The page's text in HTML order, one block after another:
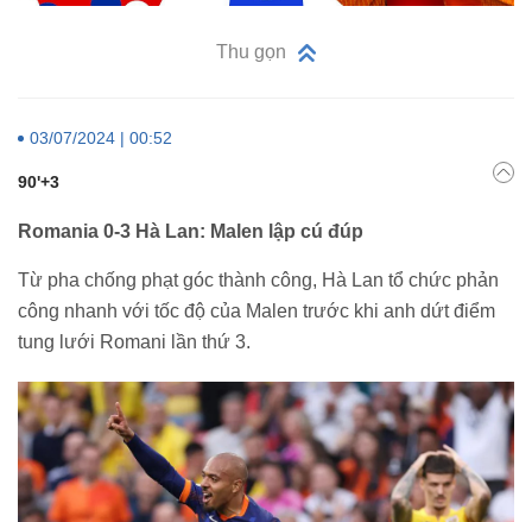
Thu gọn
03/07/2024 | 00:52
90'+3
Romania 0-3 Hà Lan: Malen lập cú đúp
Từ pha chống phạt góc thành công, Hà Lan tổ chức phản
công nhanh với tốc độ của Malen trước khi anh dứt điểm
tung lưới Romani lần thứ 3.